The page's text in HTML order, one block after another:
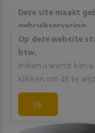
RESERVEER
Deze site maakt
gebruikservaring
Door op "Akkoord"
van deze website
cookies. Wens je
op "Meer info".
Akkoord
Op deze website
btw.
Indien u wenst kan
klikken om dit te
Ok